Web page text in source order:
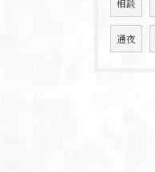
相談
通夜